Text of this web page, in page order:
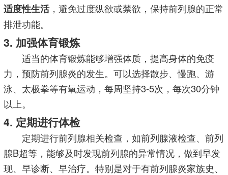
适度性生活，避免过度纵欲或禁欲，保持前列腺的正常
排泄功能。
3. 加强体育锻炼
适当的体育锻炼能够增强体质，提高身体的免疫
力，预防前列腺炎的发生。可以选择散步、慢跑、游
泳、太极拳等有氧运动，每周坚持3-5次，每次30分钟
以上。
4. 定期进行体检
定期进行前列腺相关检查，如前列腺液检查、前列
腺B超等，能够及时发现前列腺的异常情况，做到早发
现、早诊断、早治疗。特别是对于有前列腺炎家族史、